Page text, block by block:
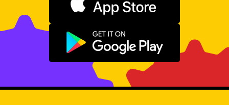
Descargar en App Store
Disponible en Google Play